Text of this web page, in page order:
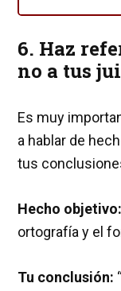
6. Haz
no a tus
Es muy
a hablar de
tus
Hecho objetivo:
ortografía y el
Tu conclusión: